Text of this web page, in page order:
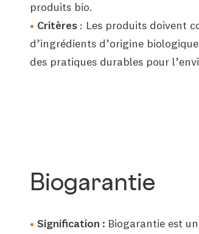
produits bio.
Critères : Les produits doivent
d’ingrédients d’origine
des pratiques durables pour
Biogarantie
Signification : Biogarantie est